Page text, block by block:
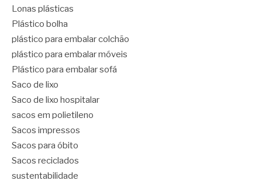
Lonas plásticas
Plástico bolha
plástico para embalar colchão
plástico para embalar móveis
Plástico para embalar sofá
Saco de lixo
Saco de lixo hospitalar
sacos em polietileno
Sacos impressos
Sacos para óbito
Sacos reciclados
sustentabilidade